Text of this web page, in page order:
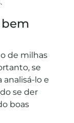
de milhas
se
lo e
se der
boas